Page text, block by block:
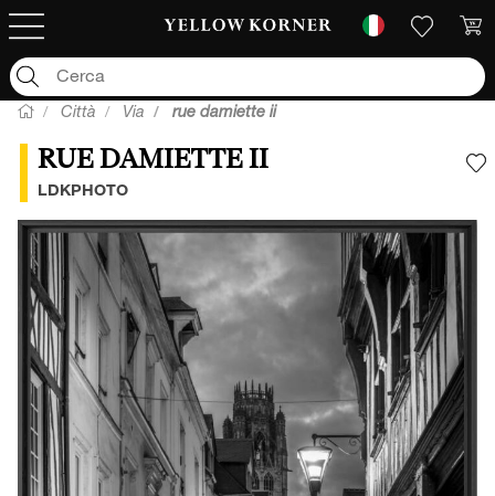
Città Via rue damiette ii
RUE DAMIETTE II
LDKPHOTO